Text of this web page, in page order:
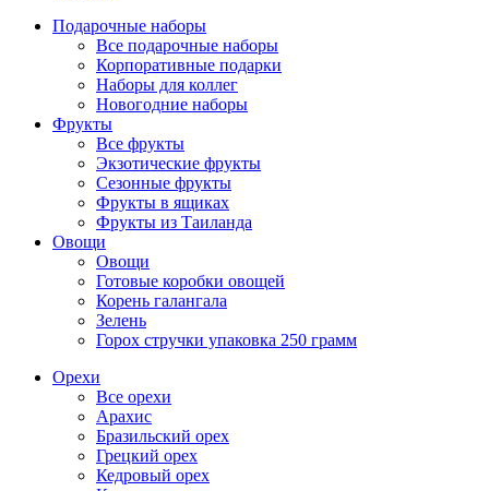
Подарочные наборы
Все подарочные наборы
Корпоративные подарки
Наборы для коллег
Новогодние наборы
Фрукты
Все фрукты
Экзотические фрукты
Сезонные фрукты
Фрукты в ящиках
Фрукты из Таиланда
Овощи
Овощи
Готовые коробки овощей
Корень галангала
Зелень
Горох стручки упаковка 250 грамм
Орехи
Все орехи
Арахис
Бразильский орех
Грецкий орех
Кедровый орех